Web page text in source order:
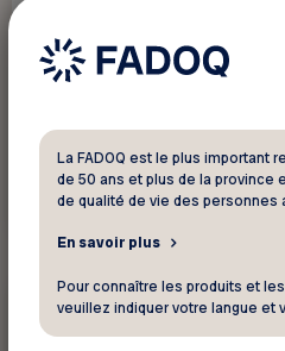
10 % sur tout achat
Restaurant
La FADOQ est le plus important
de 50 ans et plus de la province
de qualité de vie des
En savoir plus
Pour connaître les produits et
veuillez indiquer votre langue et